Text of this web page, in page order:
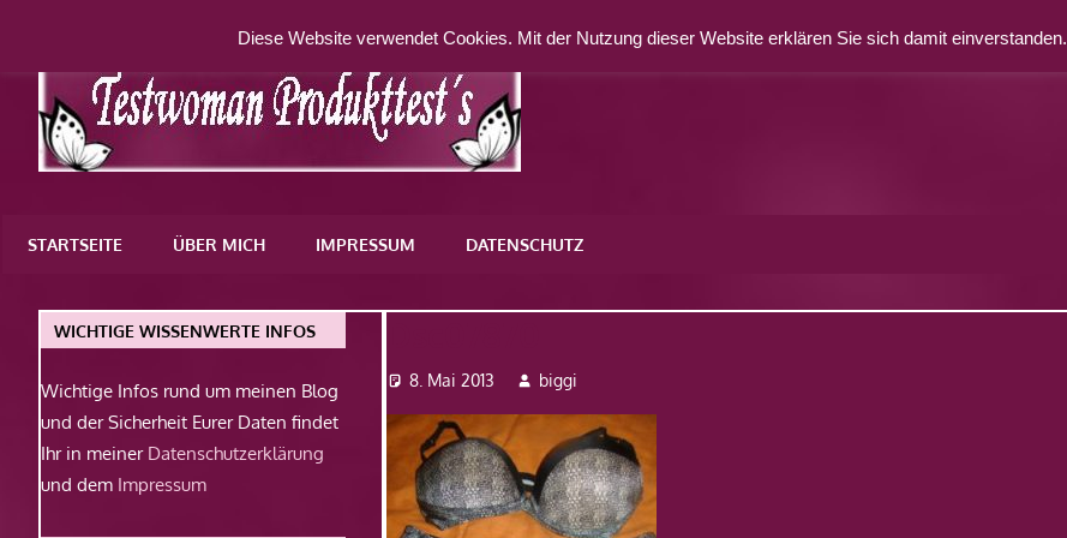
springen
WordPress-
STARTSEITE ÜBER MICH IMPRESSUM DATENSCHUTZ
8. Mai 2013 biggi
WICHTIGE WISSENWERTE INFOS
Wichtige Infos rund um meinen Blog
und der Sicherheit Eurer Daten findet
Ihr in meiner Datenschutzerklärung
und dem Impressum
Diese Website verwendet Cookies. Mit der Nutzung dieser Website erklären Sie sich damit einverstanden.